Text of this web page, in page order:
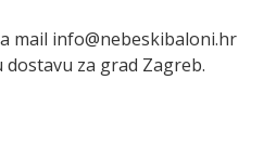
mail info@nebeskibaloni.hr
za grad Zagreb.